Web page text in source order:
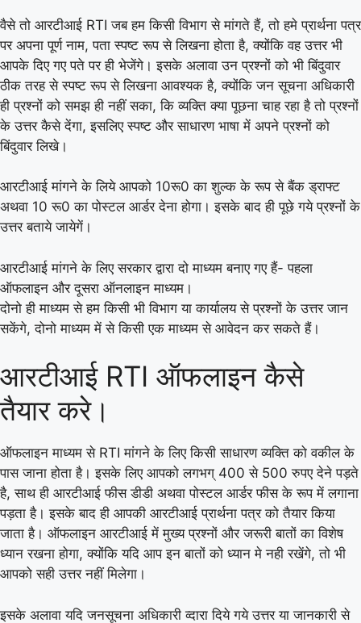
वैसे तो आरटीआई RTI जब हम किसी विभाग से मांगते हैं, तो हमे प्रार्थना पत्र
पर अपना पूर्ण नाम, पता स्पष्ट रूप से लिखना होता है, क्योंकि वह उत्तर भी
आपके दिए गए पते पर ही भेजेंगे। इसके अलावा उन प्रश्नों को भी बिंदुवार
ठीक तरह से स्पष्ट रूप से लिखना आवश्यक है, क्योंकि जन सूचना अधिकारी
ही प्रश्नों को समझ ही नहीं सका, कि व्यक्ति क्या पूछना चाह रहा है तो प्रश्नों
के उत्तर कैसे देंगा, इसलिए स्पष्ट और साधारण भाषा में अपने प्रश्नों को
बिंदुवार लिखे।
आरटीआई मांगने के लिये आपको 10रू0 का शुल्क के रूप से बैंक ड्राफ्ट
अथवा 10 रू0 का पोस्टल आर्डर देना होगा। इसके बाद ही पूछे गये प्रश्नों के
उत्तर बताये जायेगें।
आरटीआई मांगने के लिए सरकार द्वारा दो माध्यम बनाए गए हैं- पहला
ऑफलाइन और दूसरा ऑनलाइन माध्यम।
दोनो ही माध्यम से हम किसी भी विभाग या कार्यालय से प्रश्नों के उत्तर जान
सकेंगे, दोनो माध्यम में से किसी एक माध्यम से आवेदन कर सकते हैं।
आरटीआई RTI ऑफलाइन कैसे
तैयार करे।
ऑफलाइन माध्यम से RTI मांगने के लिए किसी साधारण व्यक्ति को वकील के
पास जाना होता है। इसके लिए आपको लगभग् 400 से 500 रुपए देने पड़ते
है, साथ ही आरटीआई फीस डीडी अथवा पोस्टल आर्डर फीस के रूप में लगाना
पड़ता है। इसके बाद ही आपकी आरटीआई प्रार्थना पत्र को तैयार किया
जाता है। ऑफलाइन आरटीआई में मुख्य प्रश्नों और जरूरी बातों का विशेष
ध्यान रखना होगा, क्योंकि यदि आप इन बातों को ध्यान मे नही रखेंगे, तो भी
आपको सही उत्तर नहीं मिलेगा।
इसके अलावा यदि जनसूचना अधिकारी व्दारा दिये गये उत्तर या जानकारी से